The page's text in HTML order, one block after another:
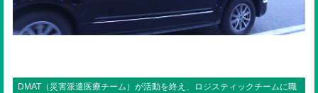
DMAT（災害派遣医療チーム）が活動を終え、ロジスティックチームに職